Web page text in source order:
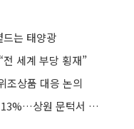
드는 태양광
세계 부당 횡재”
조상품 대응 논의
美 클래리티 법안 연내 통과 가능성 13%…상원 문턱서 제동